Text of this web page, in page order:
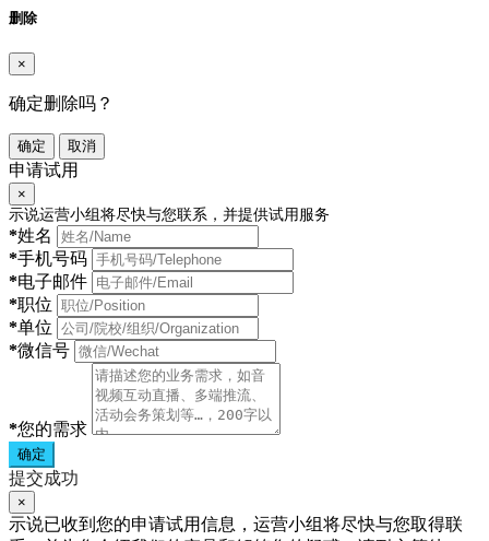
删除
×
确定删除吗？
确定 取消
申请试用
×
示说运营小组将尽快与您联系，并提供试用服务
*姓名
*手机号码
*电子邮件
*职位
*单位
*微信号
*您的需求
确定
提交成功
×
示说已收到您的申请试用信息，运营小组将尽快与您取得联